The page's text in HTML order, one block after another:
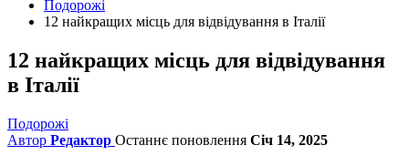
Подорожі
12 найкращих місць для відвідування в Італії
12 найкращих місць для відвідування
в Італії
Подорожі
Автор Редактор Останнє поновлення Січ 14, 2025